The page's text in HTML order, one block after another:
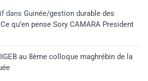
dans Guinée/gestion durable des
qu’en pense Sory CAMARA President
au 8ème colloque maghrébin de la